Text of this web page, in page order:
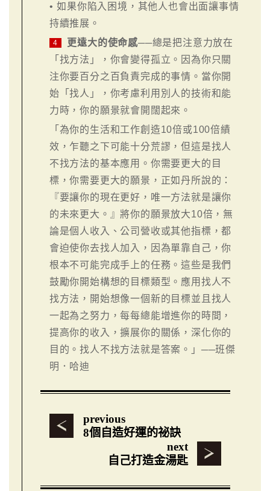
• 如果你陷入困境，其他人也會出面讓事情
持續推展。
4 更遠大的使命感──總是把注意力放在
「找方法」，你會變得孤立。因為你只關
注你要百分之百負責完成的事情。當你開
始「找人」，你考慮利用別人的技術和能
力時，你的願景就會開闊起來。
「為你的生活和工作創造10倍或100倍績
效，乍聽之下可能十分荒謬，但這是找人
不找方法的基本應用。你需要更大的目
標，你需要更大的願景，正如丹所說的：
『要讓你的現在更好，唯一方法就是讓你
的未來更大。』將你的願景放大10倍，無
論是個人收入、公司營收或其他指標，都
會迫使你去找人加入，因為單靠自己，你
根本不可能完成手上的任務。這些是我們
鼓勵你開始構想的目標類型。應用找人不
找方法，開始想像一個新的目標並且找人
一起為之努力，每每總能增進你的時間，
提高你的收入，擴展你的關係，深化你的
目的。找人不找方法就是答案。」──班傑
明．哈迪
previous
8個自造好運的祕訣
next
自己打造金湯匙